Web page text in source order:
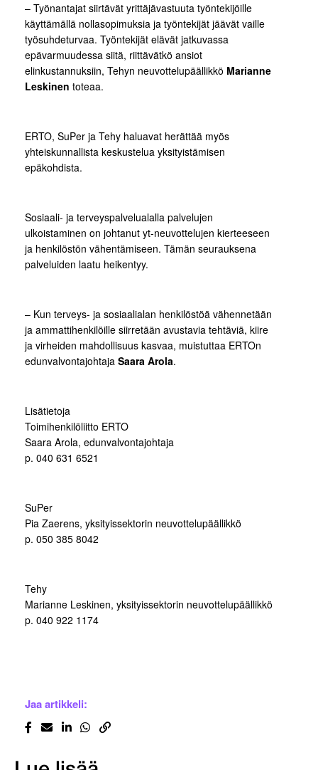
– Työnantajat siirtävät yrittäjävastuuta työntekijöille
käyttämällä nollasopimuksia ja työntekijät jäävät vaille
työsuhdeturvaa. Työntekijät elävät jatkuvassa
epävarmuudessa siitä, riittävätkö ansiot
elinkustannuksiin, Tehyn neuvottelupäällikkö Marianne
Leskinen toteaa.
ERTO, SuPer ja Tehy haluavat herättää myös
yhteiskunnallista keskustelua yksityistämisen
epäkohdista.
Sosiaali- ja terveyspalvelualalla palvelujen
ulkoistaminen on johtanut yt-neuvottelujen kierteeseen
ja henkilöstön vähentämiseen. Tämän seurauksena
palveluiden laatu heikentyy.
– Kun terveys- ja sosiaalialan henkilöstöä vähennetään
ja ammattihenkilöille siirretään avustavia tehtäviä, kiire
ja virheiden mahdollisuus kasvaa, muistuttaa ERTOn
edunvalvontajohtaja Saara Arola.
Lisätietoja
Toimihenkilöliitto ERTO
Saara Arola, edunvalvontajohtaja
p. 040 631 6521
SuPer
Pia Zaerens, yksityissektorin neuvottelupäällikkö
p. 050 385 8042
Tehy
Marianne Leskinen, yksityissektorin neuvottelupäällikkö
p. 040 922 1174
Jaa artikkeli: